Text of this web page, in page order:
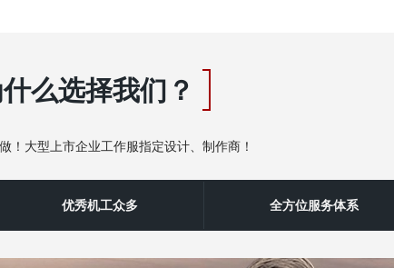
么选择我们？
！大型上市企业工作服指定设计、制作商！
优秀机工众多 全方位服务体系